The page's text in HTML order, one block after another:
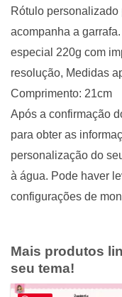
Rótulo
acompanha a
especial 220g com
resolução, Medidas
Comprimento: 21cm
Após a confirmação
para obter as
personalização do
à água. Pode haver
configurações de
Mais produtos
seu tema!